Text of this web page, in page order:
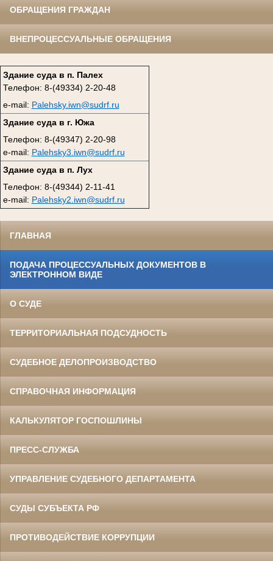
ОБРАЩЕНИЯ ГРАЖДАН
ВНЕПРОЦЕССУАЛЬНЫЕ ОБРАЩЕНИЯ
Здание суда в п. Палех
Телефон: 8-(49334) 2-20-48
e-mail: Palehsky.iwn@sudrf.ru
Здание суда в г. Южа
Телефон: 8-(49347) 2-20-98
e-mail: Palehsky3.iwn@sudrf.ru
Здание суда в п. Лух
Телефон: 8-(49344) 2-11-41
e-mail: Palehsky2.iwn@sudrf.ru
ГЛАВНАЯ
ПОДАЧА ПРОЦЕССУАЛЬНЫХ ДОКУМЕНТОВ В
ЭЛЕКТРОННОМ ВИДЕ
О СУДЕ
ТЕРРИТОРИАЛЬНАЯ ПОДСУДНОСТЬ
СУДЕБНОЕ ДЕЛОПРОИЗВОДСТВО
СПРАВОЧНАЯ ИНФОРМАЦИЯ
КАЛЬКУЛЯТОР ГОСПОШЛИНЫ
ПРЕСС-СЛУЖБА
УПРАВЛЕНИЕ СУДЕБНОГО ДЕПАРТАМЕНТА
СУДЫ СУБЪЕКТА РФ
ПРОТИВОДЕЙСТВИЕ КОРРУПЦИИ